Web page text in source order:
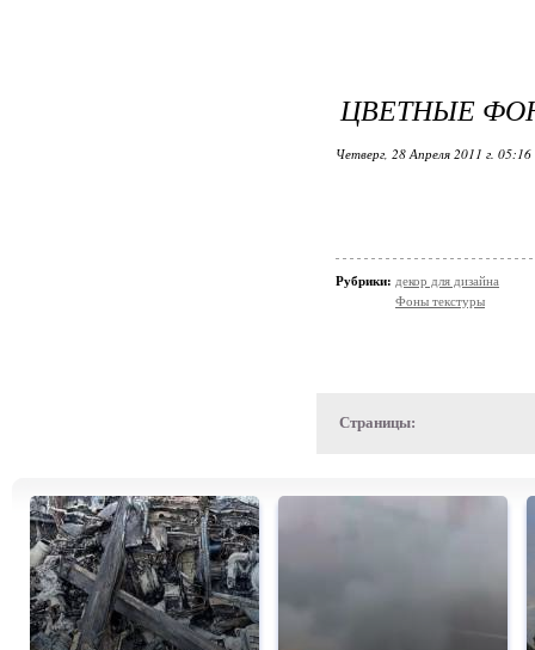
ЦВЕТНЫЕ
Четверг, 28 Апреля 2011 г. 05:16
Рубрики: декор для дизайна
Фоны текстуры
Страницы: